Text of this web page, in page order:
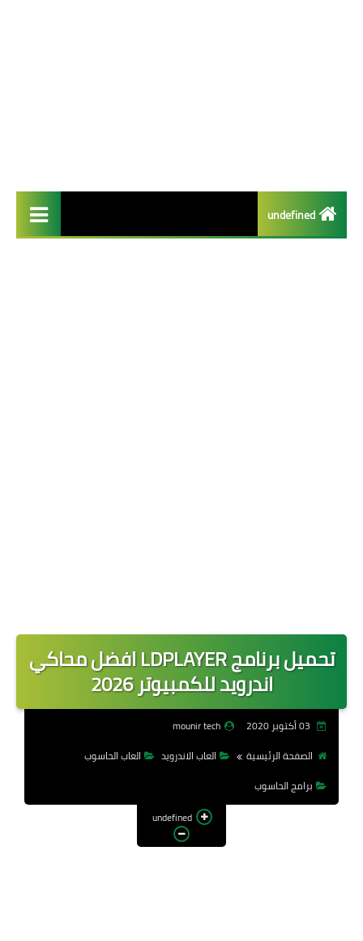
undefined
تحميل برنامج LDPLAYER افضل محاكي
اندرويد للكمبيوتر 2026
mounir tech
الصفحة الرئيسية
العاب الاندرويد
العاب الحاسوب
برامج الحاسوب
undefined